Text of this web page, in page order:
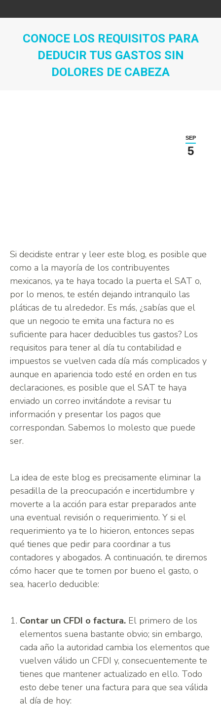
CONOCE LOS REQUISITOS PARA
DEDUCIR TUS GASTOS SIN
DOLORES DE CABEZA
SEP
5
Si decidiste entrar y leer este blog, es posible que
como a la mayoría de los contribuyentes
mexicanos, ya te haya tocado la puerta el SAT o,
por lo menos, te estén dejando intranquilo las
pláticas de tu alrededor. Es más, ¿sabías que el
que un negocio te emita una factura no es
suficiente para hacer deducibles tus gastos? Los
requisitos para tener al día tu contabilidad e
impuestos se vuelven cada día más complicados y
aunque en apariencia todo esté en orden en tus
declaraciones, es posible que el SAT te haya
enviado un correo invitándote a revisar tu
información y presentar los pagos que
correspondan. Sabemos lo molesto que puede
ser.
La idea de este blog es precisamente eliminar la
pesadilla de la preocupación e incertidumbre y
moverte a la acción para estar preparados ante
una eventual revisión o requerimiento. Y si el
requerimiento ya te lo hicieron, entonces sepas
qué tienes que pedir para coordinar a tus
contadores y abogados. A continuación, te diremos
cómo hacer que te tomen por bueno el gasto, o
sea, hacerlo deducible:
Contar un CFDI o factura. El primero de los
elementos suena bastante obvio; sin embargo,
cada año la autoridad cambia los elementos que
vuelven válido un CFDI y, consecuentemente te
tienes que mantener actualizado en ello. Todo
esto debe tener una factura para que sea válida
al día de hoy: